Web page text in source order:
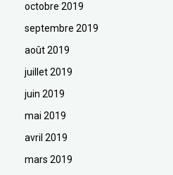
octobre 2019
septembre 2019
août 2019
juillet 2019
juin 2019
mai 2019
avril 2019
mars 2019